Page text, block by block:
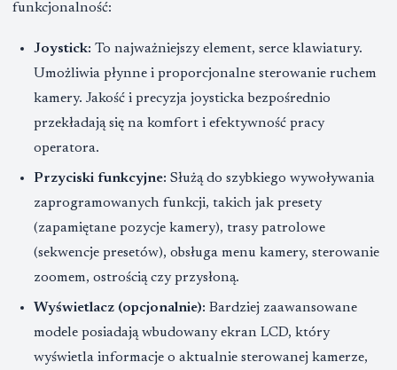
funkcjonalność:
Joystick: To najważniejszy element, serce klawiatury.
Umożliwia płynne i proporcjonalne sterowanie ruchem
kamery. Jakość i precyzja joysticka bezpośrednio
przekładają się na komfort i efektywność pracy
operatora.
Przyciski funkcyjne: Służą do szybkiego wywoływania
zaprogramowanych funkcji, takich jak presety
(zapamiętane pozycje kamery), trasy patrolowe
(sekwencje presetów), obsługa menu kamery, sterowanie
zoomem, ostrością czy przysłoną.
Wyświetlacz (opcjonalnie): Bardziej zaawansowane
modele posiadają wbudowany ekran LCD, który
wyświetla informacje o aktualnie sterowanej kamerze,